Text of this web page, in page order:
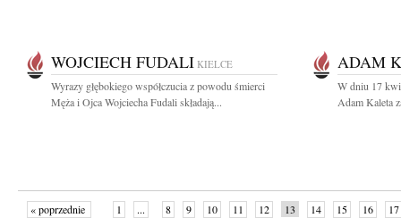
WOJCIECH FUDALI KIELCE
Wyrazy głębokiego współczucia z powodu śmierci
Męża i Ojca Wojciecha Fudali składają...
ADAM
W dniu 17
Adam Kaleta
« poprzednie 1 ... 8 9 10 11 12 13 14 15 16 17